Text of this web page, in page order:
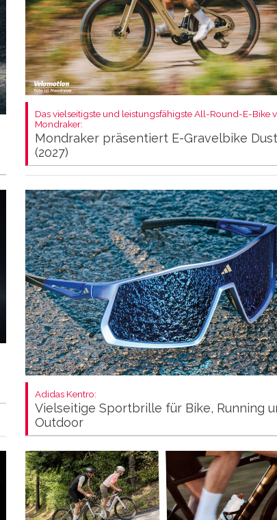
Das vielseitigste und leistungsfähigste All-Round-E-Bike
Mondraker:
Mondraker präsentiert E-Gravelbike
(2027)
Adidas Kentro:
Vielseitige Sportbrille für Bike, Running
Outdoor